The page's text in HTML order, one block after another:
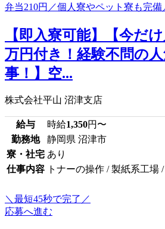
【即入寮可能】【今だ
万円付き！経験不問の
事！】空...
株式会社平山 沼津支店
給与 時給1,350円〜
勤務地
静岡県 沼津市
寮・社宅 あり
仕事内容 トナーの操作 / 製紙系工場 /
＼最短45秒で完了／
応募へ進む